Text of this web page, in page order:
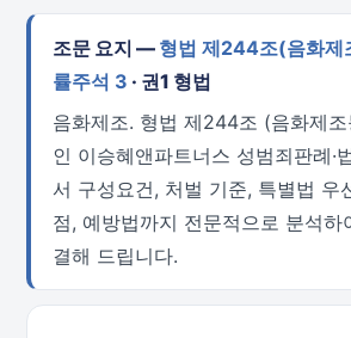
조문 요지 — 형법 제244조(음화제
률주석 3 · 권1 형법
음화제조. 형법 제244조 (음화제
인 이승혜앤파트너스 성범죄판례·
서 구성요건, 처벌 기준, 특별법 우
점, 예방법까지 전문적으로 분석하
결해 드립니다.